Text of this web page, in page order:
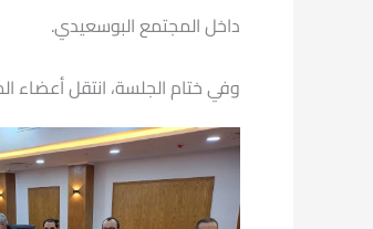
داخل المجتمع البوسعيدي.
وفي ختام الجلسة، انتقل أعضاء